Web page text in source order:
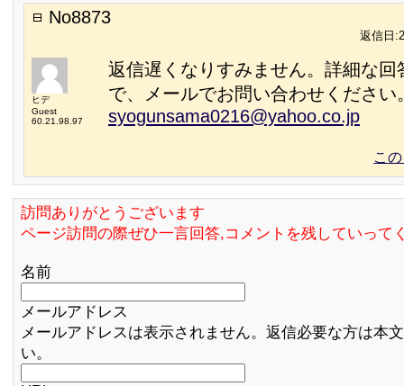
No8873
返信日
ヒデ
Guest
60.21.98.97
返信遅くなりすみません。詳細な回
で、メールでお問い合わせください
syogunsama0216@yahoo.co.jp
こ
訪問ありがとうございます
ページ訪問の際ぜひ一言回答,コメントを残していって
名前
メールアドレス
メールアドレスは表示されません。返信必要な方は本
い。